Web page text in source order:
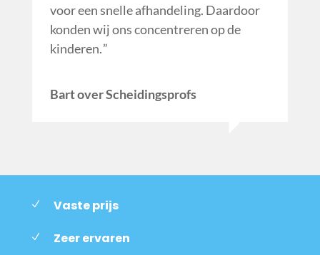
voor een snelle afhandeling. Daardoor
konden wij ons concentreren op de
kinderen.
Bart over Scheidingsprofs
Vaste prijs
Zeer ervaren